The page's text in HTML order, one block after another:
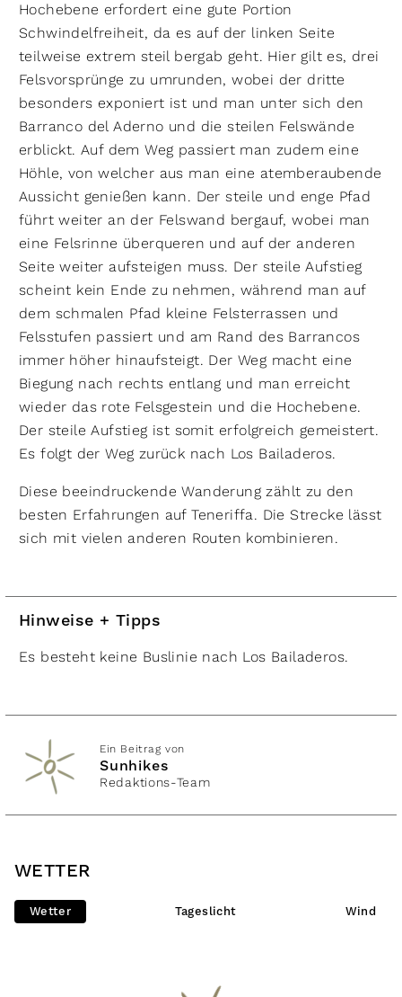
Hochebene erfordert eine gute Portion
Schwindelfreiheit, da es auf der linken Seite
teilweise extrem steil bergab geht. Hier gilt es, drei
Felsvorsprünge zu umrunden, wobei der dritte
besonders exponiert ist und man unter sich den
Barranco del Aderno und die steilen Felswände
erblickt. Auf dem Weg passiert man zudem eine
Höhle, von welcher aus man eine atemberaubende
Aussicht genießen kann. Der steile und enge Pfad
führt weiter an der Felswand bergauf, wobei man
eine Felsrinne überqueren und auf der anderen
Seite weiter aufsteigen muss. Der steile Aufstieg
scheint kein Ende zu nehmen, während man auf
dem schmalen Pfad kleine Felsterrassen und
Felsstufen passiert und am Rand des Barrancos
immer höher hinaufsteigt. Der Weg macht eine
Biegung nach rechts entlang und man erreicht
wieder das rote Felsgestein und die Hochebene.
Der steile Aufstieg ist somit erfolgreich gemeistert.
Es folgt der Weg zurück nach Los Bailaderos.
Diese beeindruckende Wanderung zählt zu den
besten Erfahrungen auf Teneriffa. Die Strecke lässt
sich mit vielen anderen Routen kombinieren.
Hinweise + Tipps
Es besteht keine Buslinie nach Los Bailaderos.
Ein Beitrag von
Sunhikes
Redaktions-Team
WETTER
Wetter Tageslicht Wind